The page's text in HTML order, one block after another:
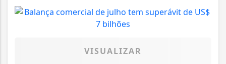
VISUALIZAR